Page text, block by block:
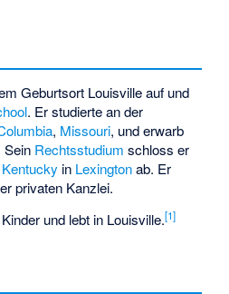
Geburtsort Louisville auf und
. Er studierte an der
, Missouri, und erwarb
Sein Rechtsstudium schloss er
in Lexingtonab. Er
privaten Kanzlei.
und lebt in Louisville.[1]